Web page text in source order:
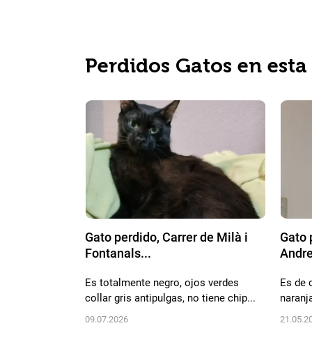
Perdidos Gatos en
Gato perdido, Carrer de Milà i
Fontanals...
Es totalmente negro, ojos verdes
collar gris antipulgas, no tiene chip...
09.07.2026
Gato
Es de